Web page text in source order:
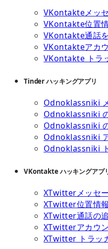
VKontakteメッ
VKontakte位置
VKontakte通話
VKontakteアカ
VKontakte トラ
Tinder ハッキングアプリ
Odnoklassniki
Odnoklassniki
Odnoklassniki
Odnoklassniki
Odnoklassniki
VKontakte ハッキングアプ
XTwitterメッセ
XTwitter位置情
XTwitter通話の
XTwitterアカウ
XTwitter トラッ